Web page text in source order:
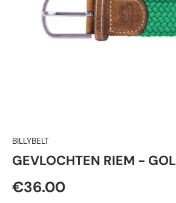
BILLYBELT
GEVLOCHTEN RIEM -
€36.00